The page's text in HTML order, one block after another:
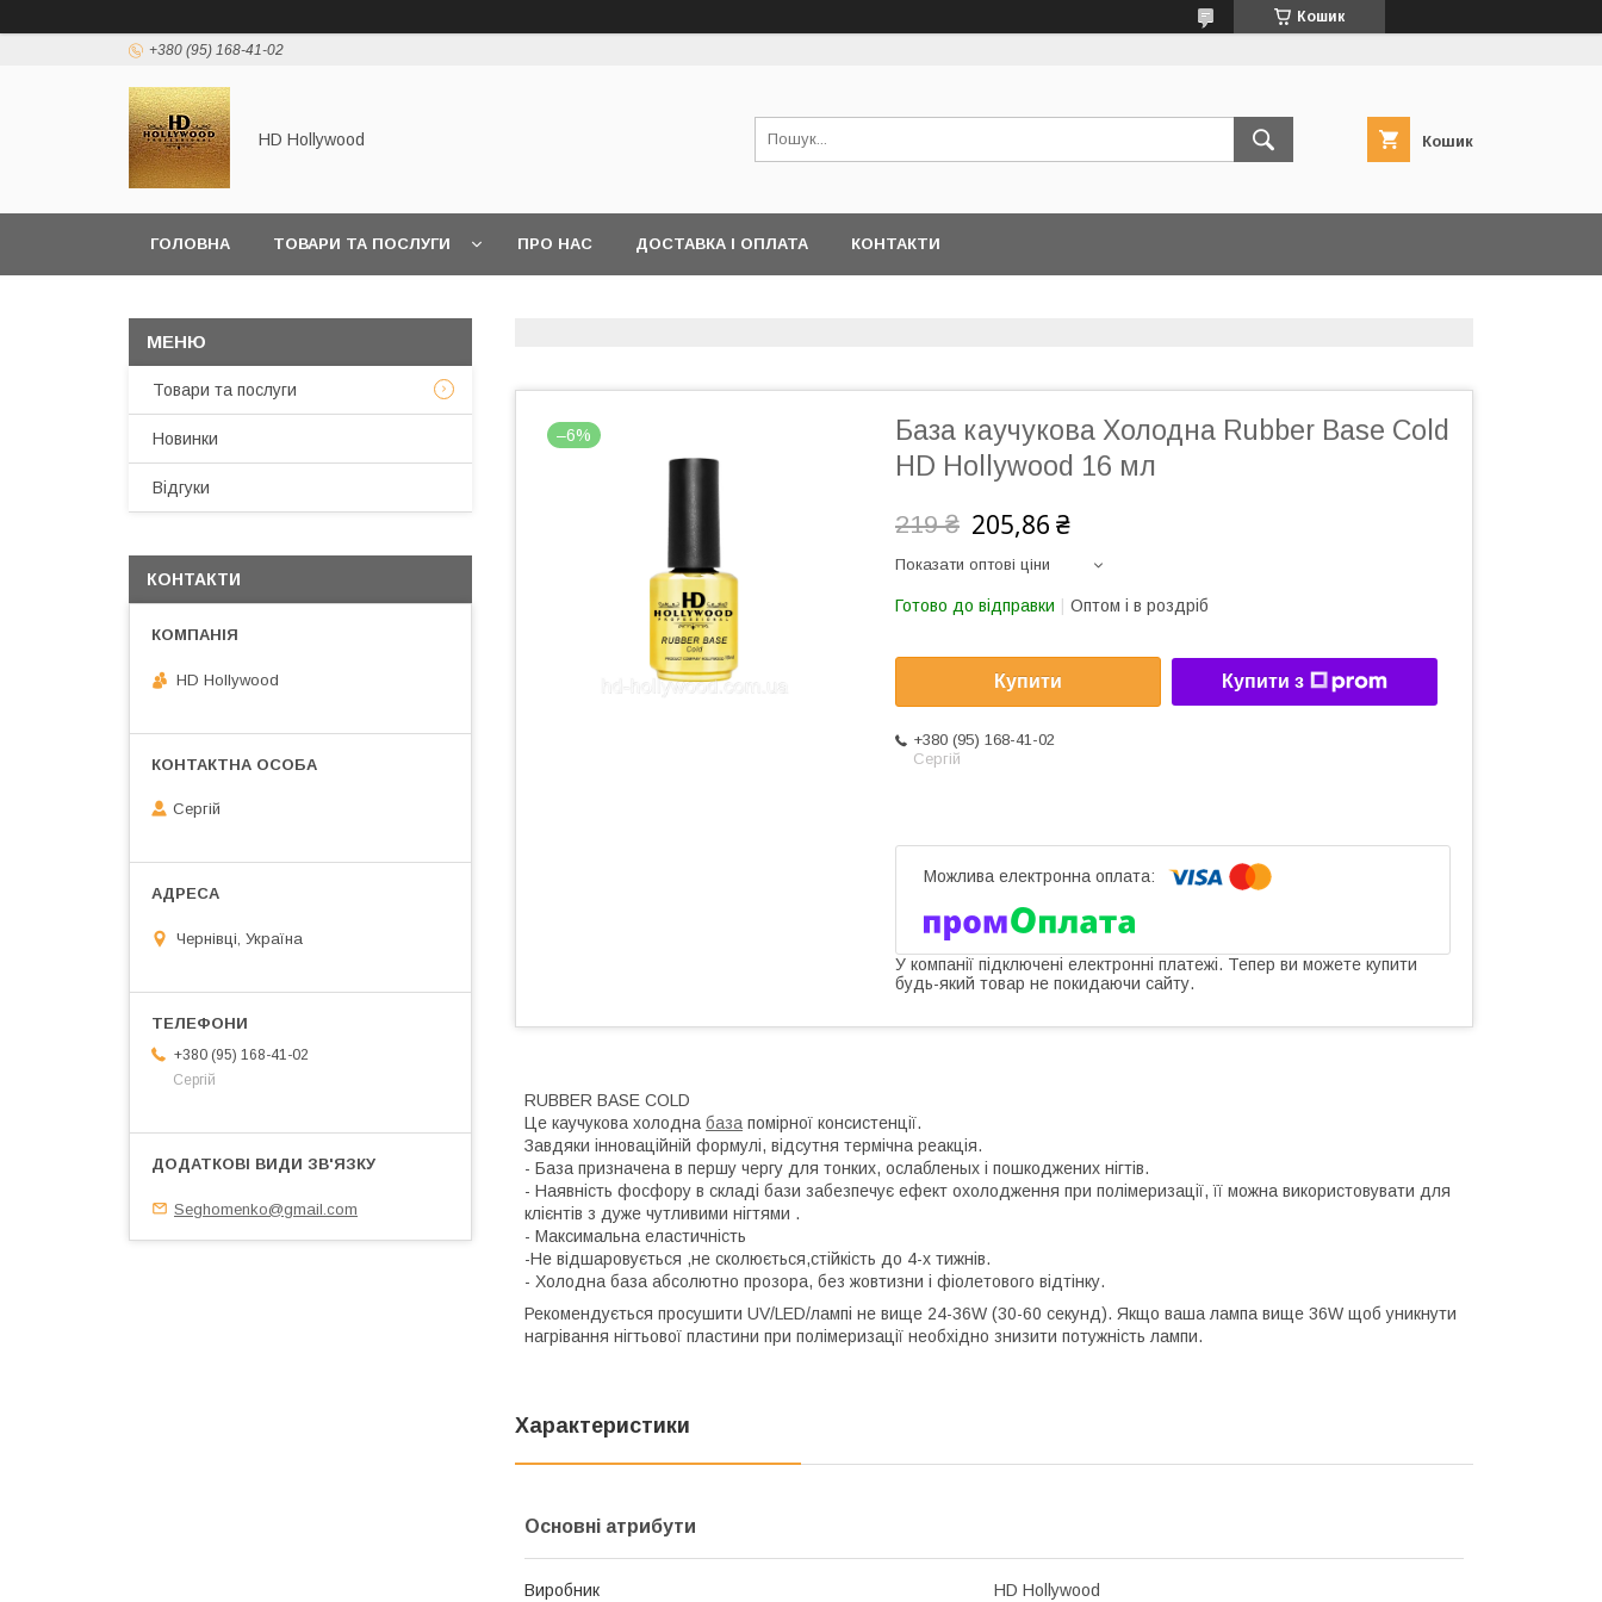
Кошик
+380 (95) 168-41-02
HD Hollywood Кошик
ГОЛОВНА ТОВАРИ ТА ПОСЛУГИ ПРО НАС ДОСТАВКА І ОПЛАТА КОНТАКТИ
–6%
База каучукова Холодна Rubber Base Cold
HD Hollywood 16 мл
219 ₴ 205,86 ₴
Показати оптові ціни
Готово до відправки Оптом і в роздріб
Купити Купити з
+380 (95) 168-41-02
Сергій
У компанії підключені електронні платежі. Тепер ви можете купити
будь-який товар не покидаючи сайту.
RUBBER BASE COLD
Це каучукова холодна база помірної консистенції.
Завдяки інноваційній формулі, відсутня термічна реакція.
- База призначена в першу чергу для тонких, ослабленых і пошкоджених нігтів.
- Наявність фосфору в складі бази забезпечує ефект охолодження при полімеризації, її можна використовувати для
клієнтів з дуже чутливими нігтями .
- Максимальна еластичність
-Не відшаровується ,не сколюється,стійкість до 4-х тижнів.
- Холодна база абсолютно прозора, без жовтизни і фіолетового відтінку.
Рекомендується просушити UV/LED/лампі не вище 24-36W (30-60 секунд). Якщо ваша лампа вище 36W щоб уникнути
нагрівання нігтьової пластини при полімеризації необхідно знизити потужність лампи.
Характеристики
Основні атрибути
Виробник HD Hollywood
Товари та послуги
Новинки
Відгуки
КОНТАКТИ
HD Hollywood
Сергій
Чернівці, Україна
+380 (95) 168-41-02
Сергій
Seghomenko@gmail.com